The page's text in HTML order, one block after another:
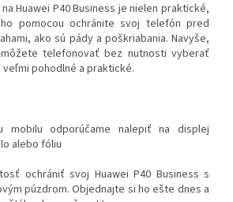
Huawei P40 Business je nielen praktické,
pomocou ochránite svoj telefón pred
ako sú pády a poškriabania. Navyše,
telefonovať bez nutnosti vyberať
pohodlné a praktické.
mobilu odporúčame nalepiť na displej
alebo fóliu
ochrániť svoj Huawei P40 Business s
púzdrom. Objednajte si ho ešte dnes a